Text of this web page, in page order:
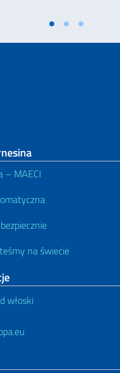
– MAECI
na świecie
włoski